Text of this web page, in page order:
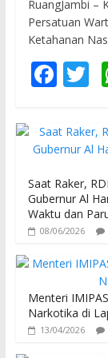
RuangJambi –
Persatuan
Ketahanan
F
e
b
o
o
k
T
Saat Raker,
Gubernur Al
Waktu dan
08/06/2026
Menteri
Narkotika di
13/04/2026